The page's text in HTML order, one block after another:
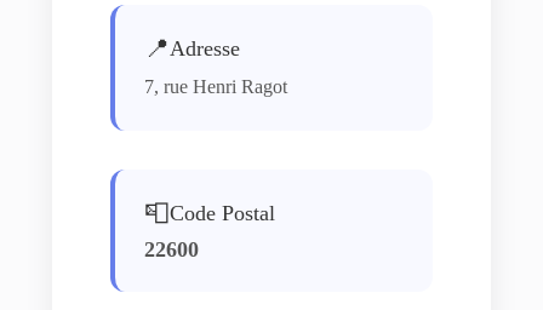
📍Adresse
7, rue Henri Ragot
📮Code Postal
22600